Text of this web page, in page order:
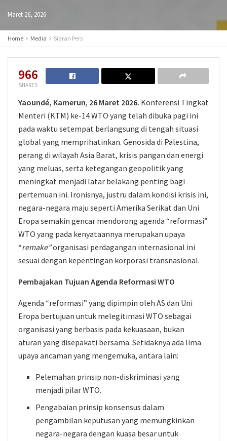
Maret 26, 2026
Home Media Siaran Pers
966
SHARES
Yaoundé, Kamerun, 26 Maret 2026. Konferensi Tingkat
Menteri (KTM) ke-14 WTO yang telah dibuka pagi ini
pada waktu setempat berlangsung di tengah situasi
global yang memprihatinkan. Genosida di Palestina,
perang di wilayah Asia Barat, krisis pangan dan energi
yang meluas, serta ketegangan geopolitik yang
meningkat menjadi latar belakang penting bagi
pertemuan ini. Ironisnya, justru dalam kondisi krisis ini,
negara-negara maju seperti Amerika Serikat dan Uni
Eropa semakin gencar mendorong agenda “reformasi”
WTO yang pada kenyataannya merupakan upaya
“remake”organisasi perdagangan internasional ini
sesuai dengan kepentingan korporasi transnasional.
Pembajakan Tujuan Agenda Reformasi WTO
Agenda “reformasi” yang dipimpin oleh AS dan Uni
Eropa bertujuan untuk melegitimasi WTO sebagai
organisasi yang berbasis pada kekuasaan, bukan
aturan yang disepakati bersama. Setidaknya ada lima
upaya ancaman yang mengemuka, antara lain:
Pelemahan prinsip non-diskriminasi yang
menjadi pilar WTO.
Pengabaian prinsip konsensus dalam
pengambilan keputusan yang memungkinkan
negara-negara dengan kuasa besar untuk